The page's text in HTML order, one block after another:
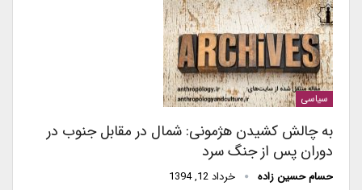
سیاسی
به چالش کشیدن هژمونی: شمال در مقابل جنوب در
دوران پس از جنگ سرد
حسام حسین زاده خرداد 12, 1394